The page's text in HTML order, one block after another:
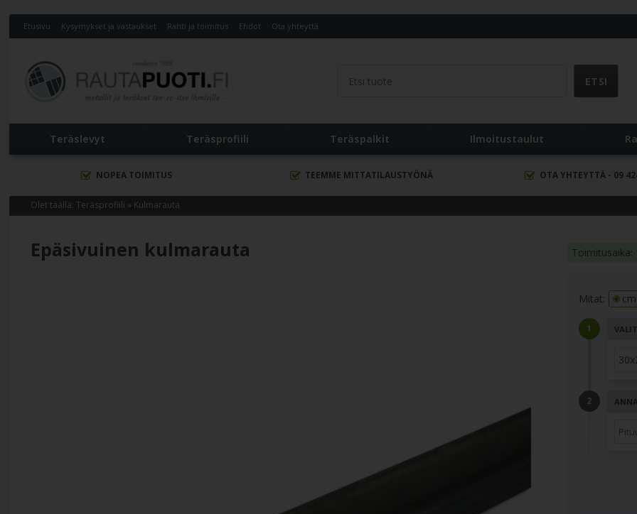
Etusivu Kysymykset ja vastaukset Rahti ja toimitus Ehdot Ota yhteyttä
Teräslevyt Teräsprofiili Teräspalkit Ilmoitustaulut
NOPEA TOIMITUS TEEMME MITTATILAUSTYÖNÄ OTA YHTEYTTÄ - 09
Olet täällä:Teräsprofiili » Kulmarauta
Epäsivuinen kulmarauta Toimitusaika:
Mitat: cm